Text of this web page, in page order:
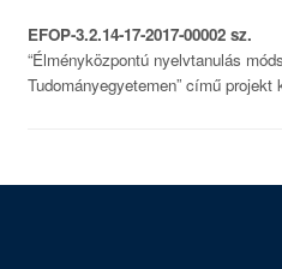
EFOP-3.2.14-17-2017-00002 sz.
“Élményközpontú nyelvtanulás
Tudományegyetemen” című